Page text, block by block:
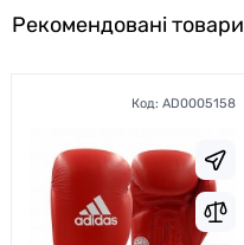
Рекомендовані товари
Код: AD0005158